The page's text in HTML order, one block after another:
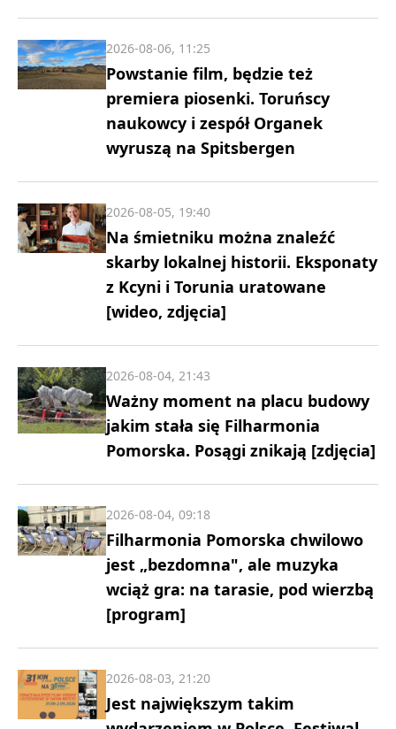
Powstanie film, będzie też
premiera piosenki. Toruńscy
naukowcy i zespół Organek
wyruszą na Spitsbergen
2026-08-06, 11:25
Na śmietniku można znaleźć
skarby lokalnej historii. Eksponaty
z Kcyni i Torunia uratowane
[wideo, zdjęcia]
2026-08-05, 19:40
Ważny moment na placu budowy
jakim stała się Filharmonia
Pomorska. Posągi znikają [zdjęcia]
2026-08-04, 21:43
Filharmonia Pomorska chwilowo
jest „bezdomna", ale muzyka
wciąż gra: na tarasie, pod wierzbą
[program]
2026-08-04, 09:18
Jest największym takim
2026-08-03, 21:20